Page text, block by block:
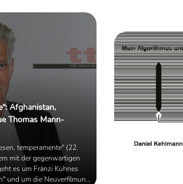
Berlin ist das Deutsche
ohne jene, die im
PEN Zentrum aus diversen
haben.
Afghanistan,
Thomas Mann-
temperamente" (22.
mit der gegenwärtigen
es um Fränzi Kühnes
und um die Neuverfilmung